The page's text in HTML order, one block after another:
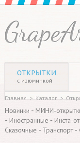
ОТКРЫТКИ
с изюминкой
Главная > Каталог >
Новинки - МИНИ-
- Иностранные - Инста-
Сказочные - Транспорт -